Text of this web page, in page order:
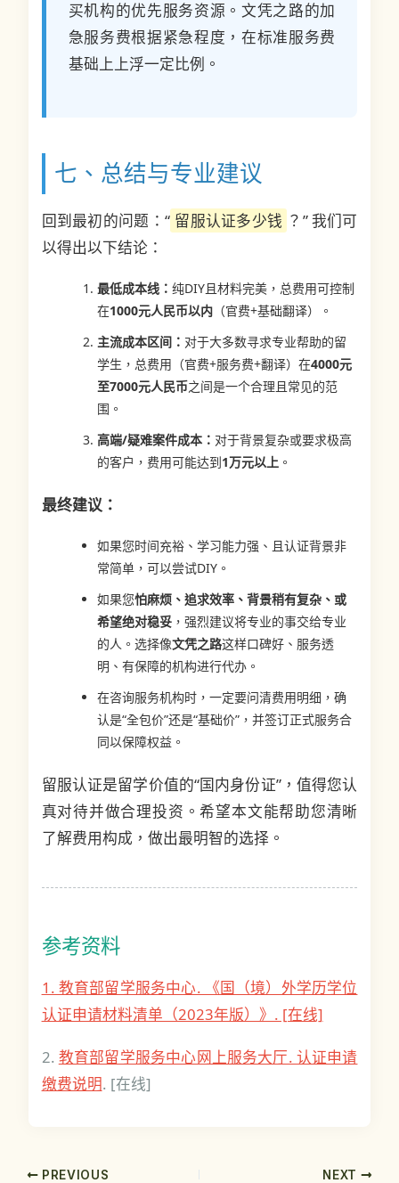
买机构的优先服务资源。文凭之路的加
急服务费根据紧急程度，在标准服务费
基础上上浮一定比例。
七、总结与专业建议
回到最初的问题：“ 留服认证多少钱 ？” 我们可
以得出以下结论：
最低成本线： 纯DIY且材料完美，总费用可控制
在1000元人民币以内（官费+基础翻译）。
主流成本区间： 对于大多数寻求专业帮助的留
学生，总费用（官费+服务费+翻译）在4000元
至7000元人民币之间是一个合理且常见的范
围。
高端/疑难案件成本： 对于背景复杂或要求极高
的客户，费用可能达到1万元以上。
最终建议：
如果您时间充裕、学习能力强、且认证背景非
常简单，可以尝试DIY。
如果您怕麻烦、追求效率、背景稍有复杂、或
希望绝对稳妥，强烈建议将专业的事交给专业
的人。选择像文凭之路这样口碑好、服务透
明、有保障的机构进行代办。
在咨询服务机构时，一定要问清费用明细，确
认是“全包价”还是“基础价”，并签订正式服务合
同以保障权益。
留服认证是留学价值的“国内身份证”，值得您认
真对待并做合理投资。希望本文能帮助您清晰
了解费用构成，做出最明智的选择。
参考资料
1. 教育部留学服务中心. 《国（境）外学历学位
认证申请材料清单（2023年版）》. [在线]
2. 教育部留学服务中心网上服务大厅. 认证申请
缴费说明. [在线]
PREVIOUS NEXT